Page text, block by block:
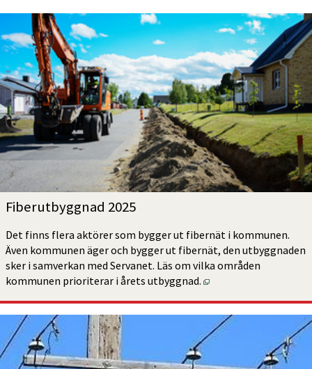
Fiber­ut­byggnad 2025
Det finns flera aktörer som bygger ut fibernät i kommunen.
Även kommunen äger och bygger ut fibernät, den utbyggnaden
sker i samverkan med Servanet. Läs om vilka områden
kommunen prioriterar i årets utbyggnad.